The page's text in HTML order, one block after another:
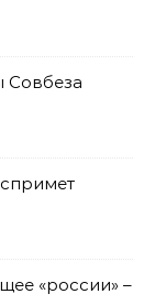
Совбеза
«россии» –